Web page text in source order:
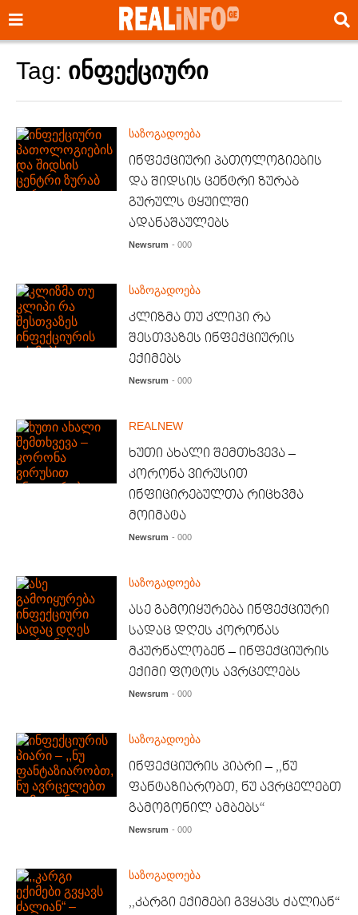
Tag: ინფექციური
საზოგადოება
ინფექციური პათოლოგიების
და შიდსის ცენტრი ზურაბ
გურულს ტყუილში
ადანაშაულებს
Newsrum - 000
საზოგადოება
კლიზმა თუ კლიპი რა
შესთვაზეს ინფექციურის
ექიმებს
Newsrum - 000
REALNEW
ხუთი ახალი შემთხვევა –
კორონა ვირუსით
ინფიცირებულთა რიცხვმა
მოიმატა
Newsrum - 000
საზოგადოება
ასე გამოიყურება ინფექციური
სადაც დღეს კორონას
მკურნალობენ – ინფექციურის
ექიმი ფოტოს ავრცელებს
Newsrum - 000
საზოგადოება
ინფექციურის პიარი – ,,ნუ
ფანტაზიარობთ, ნუ ავრცელებთ
გამოგონილ ამბებს“
Newsrum - 000
საზოგადოება
,,კარგი ექიმები გვყავს ძალიან“